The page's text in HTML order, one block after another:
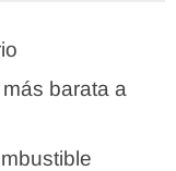
barata a